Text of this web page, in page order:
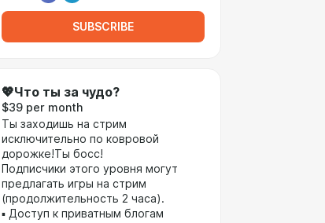
SUBSCRIBE
💖Что ты за чудо?
$39 per month
Ты заходишь на стрим
исключительно по ковровой
дорожке!Ты босс!
Подписчики этого уровня могут
предлагать игры на стрим
(продолжительность 2 часа).
▪ Доступ к приватным блогам